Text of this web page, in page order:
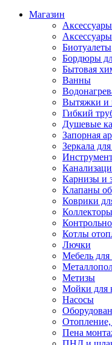
Магазин
Биотуалеты
Бордюры
Бытовая
Ванны
Вытяжки и
Гибкий
Душевые
Запорная
Зеркала
Карнизы и
Клапаны
Коврики
Коллекторы
Котлы
Лючки
Мебель
Метизы
Мойки для
Насосы
Пена